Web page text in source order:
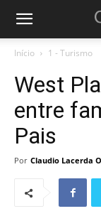
Início 1 - Turismo
West
entre
Pais
Por Claudio Lacerda